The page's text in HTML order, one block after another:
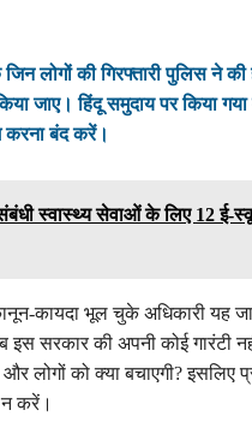
लोगों की गिरफ्तारी पुलिस ने
जाए। हिंदू समुदाय पर किया
करना बंद करें।
स्वास्थ्य सेवाओं के लिए 12 ई-
कायदा भूल चुके अधिकारी यह
इस सरकार की अपनी कोई
और लोगों को क्या बचाएगी?
करें।